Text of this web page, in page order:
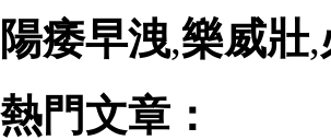
陽痿早洩,樂威壯,
熱門文章：